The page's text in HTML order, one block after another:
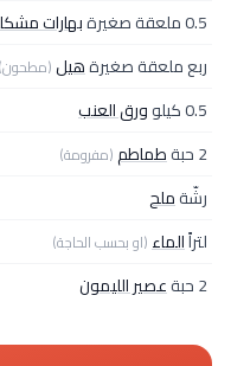
0.5 ملعقة صغيرة
بهارات
ربع ملعقة صغيرةهيل(مطحون)
0.5 كيلو
ورق العنب
2 حبة
طماطم(مفرومة)
رشّةملح
لتراًالماء(او بحسب الحاجة)
2 حبة عصير الليمون